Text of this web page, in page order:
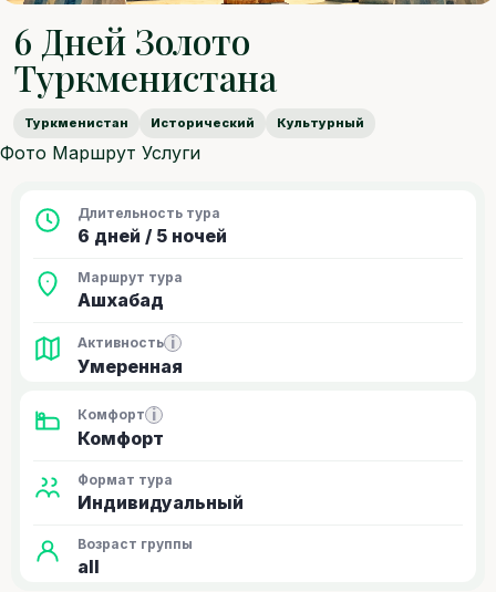
6 Дней Золото
Туркменистана
Туркменистан Исторический Культурный
Фото Маршрут Услуги
Длительность тура
6 дней / 5 ночей
Маршрут тура
Ашхабад
Активность i
Умеренная
Комфорт i
Комфорт
Формат тура
Индивидуальный
Возраст группы
all